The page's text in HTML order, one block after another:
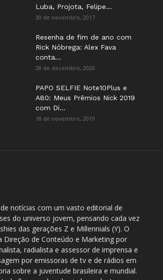
Luba, Projota, Felipe...
30 de novembro, 2017
Resenha de fim de ano com
Rick Nóbrega: Alex Fava
conta...
28 de dezembro, 2020
PAPO SELFIE Note10Plus e
A80: Meus Prêmios Nick 2019
com Di...
18 de novembro, 2019
notícias com um vasto editorial de
do universo jovem, pensando cada vez
das gerações Z e Millennials (Y). O
Direção de Conteúdo e Marketing por
radialista e assessor de imprensa e
por emissoras de tv e de rádios em
sobre a juventude brasileira e mundial.